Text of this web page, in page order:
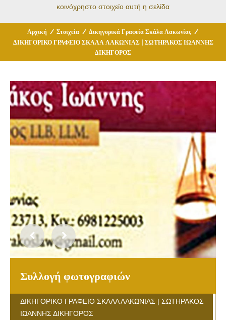
κοινόχρηστο στοιχείο αυτή η σελίδα
Αρχική / Στοιχεία / Δικηγορικά Γραφεία Σκάλα Λακωνίας /
ΔΙΚΗΓΟΡΙΚΟ ΓΡΑΦΕΙΟ ΣΚΑΛΑ ΛΑΚΩΝΙΑΣ | ΣΩΤΗΡΑΚΟΣ ΙΩΑΝΝΗΣ
ΔΙΚΗΓΟΡΟΣ
Συλλογή φωτογραφιών
ΔΙΚΗΓΟΡΙΚΟ ΓΡΑΦΕΙΟ ΣΚΑΛΑ ΛΑΚΩΝΙΑΣ | ΣΩΤΗΡΑΚΟΣ
ΙΩΑΝΝΗΣ ΔΙΚΗΓΟΡΟΣ